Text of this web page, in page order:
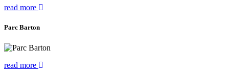
read more
Parc Barton
read more